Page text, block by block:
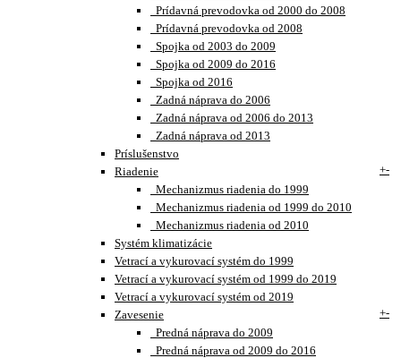
Prídavná prevodovka od 2000 do 2008
Prídavná prevodovka od 2008
Spojka od 2003 do 2009
Spojka od 2009 do 2016
Spojka od 2016
Zadná náprava do 2006
Zadná náprava od 2006 do 2013
Zadná náprava od 2013
Príslušenstvo
Riadenie
+-
Mechanizmus riadenia do 1999
Mechanizmus riadenia od 1999 do 2010
Mechanizmus riadenia od 2010
Systém klimatizácie
Vetrací a vykurovací systém do 1999
Vetrací a vykurovací systém od 1999 do 2019
Vetrací a vykurovací systém od 2019
Zavesenie
+-
Predná náprava do 2009
Predná náprava od 2009 do 2016